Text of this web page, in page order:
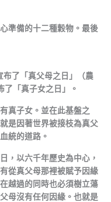
準備的十二種穀物。最後
了「真父母之日」（農
「真子女之日」。
真子女。並在此基盤之
是因著世界被接枝為真父
統的道路。
，以六千年歷史為中心，
從真父母那裡被賦予因緣
越過的同時也必須樹立蕩
母沒有任何因緣。也就是